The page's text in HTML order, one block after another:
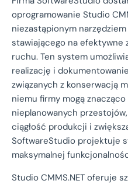
oprogramowanie Studio
niezastąpionym
stawiającego na efektywne
ruchu. Ten system
realizację i
związanych z konserwacją
niemu firmy mogą
nieplanowanych
ciągłość produkcji i
SoftwareStudio projektuje
maksymalnej
Studio CMMS.NET oferuje